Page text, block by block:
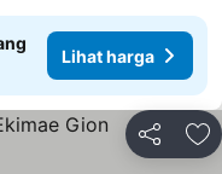
Lihat harga
Bagikan